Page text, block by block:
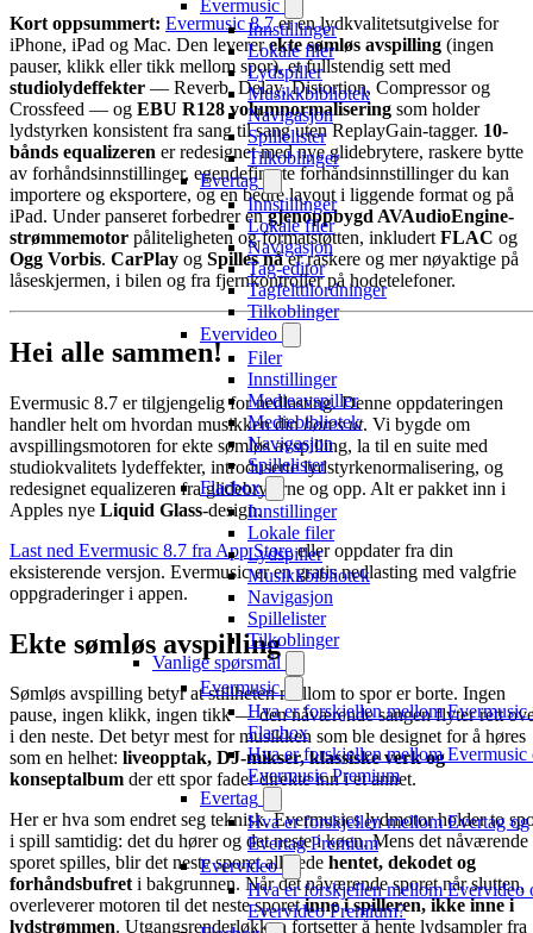
Evermusic
Innstillinger
Lokale filer
Lydspiller
Musikkbibliotek
Navigasjon
Spillelister
Tilkoblinger
Evertag
Innstillinger
Lokale filer
Navigasjon
Tag-editor
Tagfelttilordninger
Tilkoblinger
Evervideo
Filer
Innstillinger
Medieavspiller
Mediebibliotek
Navigasjon
Spillelister
Flacbox
Innstillinger
Lokale filer
Lydspiller
Musikkbibliotek
Navigasjon
Spillelister
Tilkoblinger
Vanlige spørsmål
Evermusic
Hva er forskjellen mellom Evermusic
Flacbox
Hva er forskjellen mellom Evermusic
Evermusic Premium
Evertag
Hva er forskjellen mellom Evertag og
Evertag Premium
Evervideo
Hva er forskjellen mellom Evervideo
Evervideo Premium?
Kort oppsummert: Evermusic 8.7er en lydkvalitetsutgivelse for
iPhone, iPad og Mac. Den levererekte sømløs avspilling (ingen
pauser, klikk eller tikk mellom spor), et fullstendig sett med
studiolydeffekter — Reverb, Delay, Distortion, Compressor og
Crossfeed — og EBU R128 volumnormalisering som holder
lydstyrken konsistent fra sang til sang uten ReplayGain-tagger. 10-
bånds equalizeren er redesignet med nye glidebrytere, raskere bytte
av forhåndsinnstillinger, egendefinerte forhåndsinnstillinger du kan
importere og eksportere, og en bedre layout i liggende format og på
iPad. Under panseret forbedrer engjenoppbygd AVAudioEngine-
strømmemotor påliteligheten og formatstøtten, inkludert FLAC og
Ogg Vorbis. CarPlay og Spilles nåer raskere og mer nøyaktige på
låseskjermen, i bilen og fra fjernkontroller på hodetelefoner.
Hei alle sammen!
Evermusic 8.7 er tilgjengelig for nedlasting. Denne oppdateringen
handler helt om hvordan musikken dinhøres ut. Vi bygde om
avspillingsmotoren for ekte sømløs avspilling, la til en suite med
studiokvalitets lydeffekter, introduserte lydstyrkenormalisering, og
redesignet equalizeren fra glidebryterne og opp. Alt er pakket inn i
Apples nye Liquid Glass-design.
Last ned Evermusic 8.7 fra App Storeeller oppdater fra din
eksisterende versjon. Evermusic er en gratis nedlasting med valgfrie
oppgraderinger i appen.
Ekte sømløs avspilling
Sømløs avspilling betyr at stillheten mellom to spor er borte. Ingen
pause, ingen klikk, ingen tikk — den nåværende sangen flyter rett
i den neste. Det betyr mest for musikken som ble designet for å høres
som en helhet: liveopptak, DJ-mikser, klassiske verk og
konseptalbum der ett spor fader direkte inn i et annet.
Her er hva som endret seg teknisk. Evermusics lydmotor holder to
i spill samtidig: det du hører og det neste i køen. Mens det nåværende
sporet spilles, blir det neste sporet allerede hentet, dekodet og
forhåndsbufreti bakgrunnen. Når det nåværende sporet når slutten,
overleverer motoren til det neste sporetinne i spilleren, ikke inne i
lydstrømmen. Utgangsrenderløkken fortsetter å hente lydsampler fra